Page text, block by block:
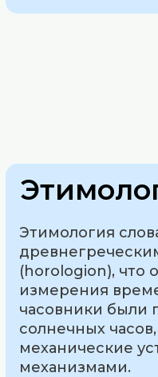
Этимология
древнегреческим
(horologion), что
измерения
часовники были
солнечных
механические
механизмами.